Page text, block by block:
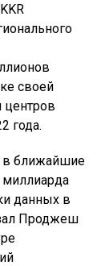
своей
центров
года.
в ближайшие
миллиарда
данных в
Проджеш